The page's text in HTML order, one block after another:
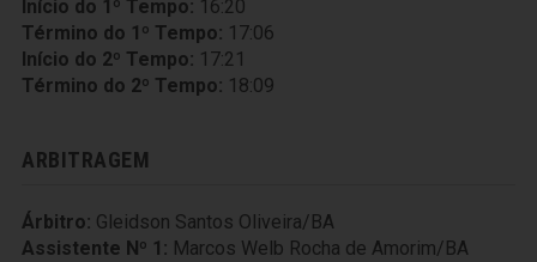
Início do 1º Tempo: 16:20
Término do 1º Tempo: 17:06
Início do 2º Tempo: 17:21
Término do 2º Tempo: 18:09
ARBITRAGEM
Árbitro: Gleidson Santos Oliveira/BA
Assistente Nº 1: Marcos Welb Rocha de Amorim/BA